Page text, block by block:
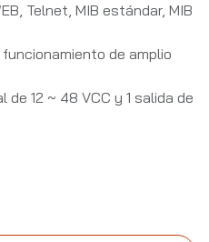
Telnet, MIB estándar, MIB
de amplio
12 ~ 48 VCC y 1 salida de